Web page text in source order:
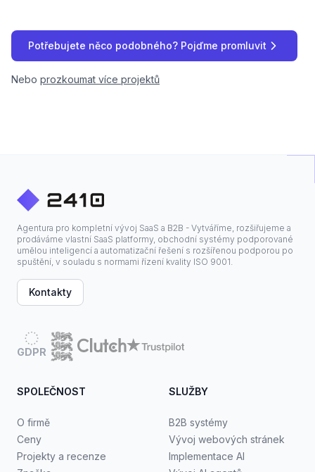
Potřebujete něco podobného? Pojďme promluvit
Nebo prozkoumat více projektů
Agentura pro kompletní vývoj SaaS a B2B - Vytváříme, rozšiřujeme a
prodáváme vlastní SaaS platformy, obchodní systémy podporované
umělou inteligencí a automatizační řešení s rozšířenou podporou po
spuštění, v souladu s normami řízení kvality ISO 9001.
Kontakty
GDPR
SPOLEČNOST
O firmě
Ceny
Projekty a recenze
SLUŽBY
B2B systémy
Vývoj webových stránek
Implementace AI